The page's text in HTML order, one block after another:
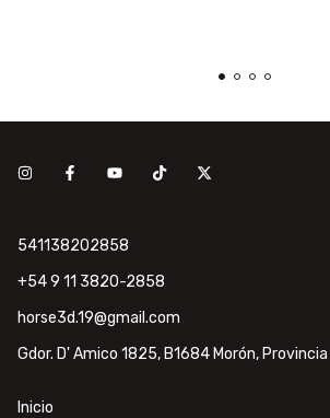
541138202858
+54 9 11 3820-2858
horse3d.19@gmail.com
Gdor. D' Amico 1825, B1684 Morón,
Inicio